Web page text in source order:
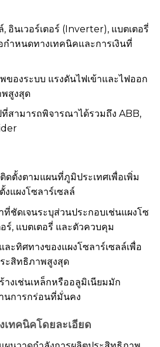
, อินเวอร์เตอร์ (Inverter), แบตเตอรี่
ำหนดทางเทคนิคและการเงินที่
องระบบ แรงดันไฟเข้าและไฟออก
พสูงสุด
สามารถพิจารณาได้รวมถึง ABB,
ตั้งตามแผนที่ภูมิประเทศเพื่อเพิ่ม
แผงโซลาร์เซลล์
ชัดเจนระบุส่วนประกอบเช่นแผงโซ
อร์, แบตเตอรี่ และตัวควบคุม
ละทิศทางของแผงโซลาร์เซลล์เพื่อ
ะสิทธิภาพสูงสุด
างเช่นเหล็กหรืออลูมิเนียมมัก
นการกร่อนที่มั่นคง
ทคนิคโดยละเอียด